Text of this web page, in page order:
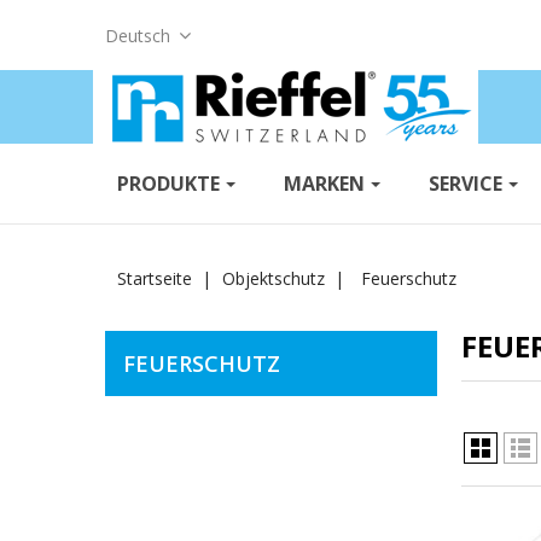
Deutsch
PRODUKTE MARKEN SERVICE
Startseite Objektschutz Feuerschutz
FEUERSCHUTZ